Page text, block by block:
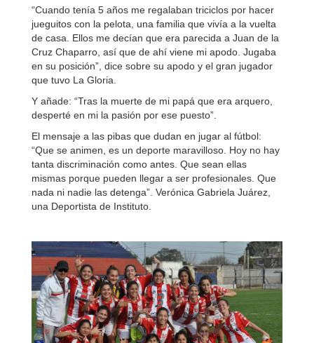
“Cuando tenía 5 años me regalaban triciclos por hacer
jueguitos con la pelota, una familia que vivía a la vuelta
de casa. Ellos me decían que era parecida a Juan de la
Cruz Chaparro, así que de ahí viene mi apodo. Jugaba
en su posición”, dice sobre su apodo y el gran jugador
que tuvo La Gloria.
Y añade: “Tras la muerte de mi papá que era arquero,
desperté en mi la pasión por ese puesto”.
El mensaje a las pibas que dudan en jugar al fútbol:
“Que se animen, es un deporte maravilloso. Hoy no hay
tanta discriminación como antes. Que sean ellas
mismas porque pueden llegar a ser profesionales. Que
nada ni nadie las detenga”. Verónica Gabriela Juárez,
una Deportista de Instituto.